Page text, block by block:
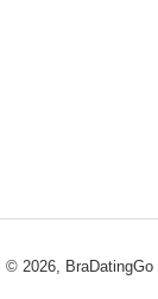
© 2026, BraDatingGo |